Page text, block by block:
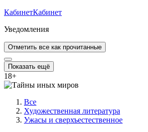
КабинетКабинет
Уведомления
Отметить все как прочитанные
Показать ещё
18+
Все
Художественная литература
Ужасы и сверхъестественное